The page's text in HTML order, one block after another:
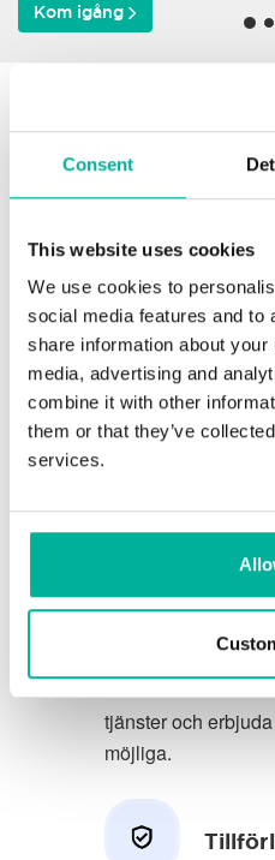
Consent
This website uses cookies
We use cookies to
social media features and to
share information about
media, advertising and
combine it with other
them or that they’ve
services.
Kom igång
Varför
Du förtjänar att ha
förutsättningarna
Vi har en trevlig
tjänster.
Vi strävar efter att
förstklassig
feedback så att vi
tjänster och
möjliga.